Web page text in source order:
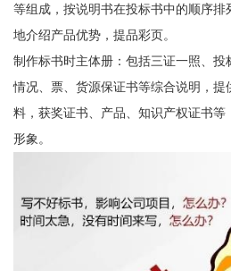
等组成，按说明书在投标书中的顺序排
地介绍产品优势，提品彩页。
制作标书时主体册：包括三证一照、投
情况、票、货源保证书等综合说明，提
料，获奖证书、产品、知识产权证书等
形象。